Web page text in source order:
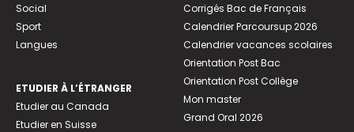
Social
Sport
Langues
ETUDIER À L’ÉTRANGER
Etudier au Canada
Etudier en Suisse
Corrigés Bac de Français
Calendrier Parcoursup 2026
Calendrier vacances scolaires
Orientation Post Bac
Orientation Post Collège
Mon master
Grand Oral 2026